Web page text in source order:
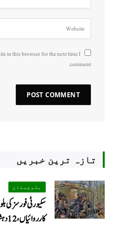
in this browser for the next time I
comment.
تازہ ترین خبریں
بلوچستان
سکیورٹی فورسز کی
کارروائیاں ، 12 دہشت گرد ہلاک